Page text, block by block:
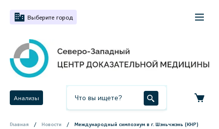
Выберите город
Анализы
Главная Новости Международный симпозиум в г. Шэньчжэнь (КНР)